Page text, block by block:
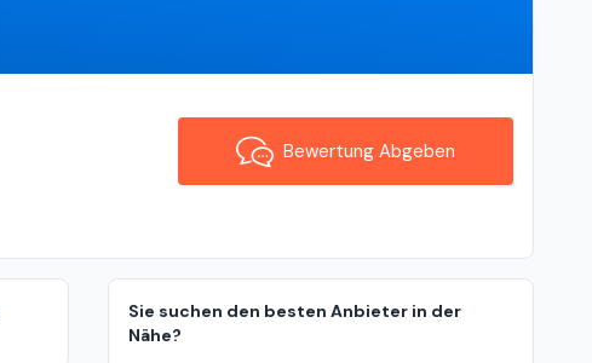
Bewertung Abgeben
Sie suchen den besten Anbieter in der
Nähe?